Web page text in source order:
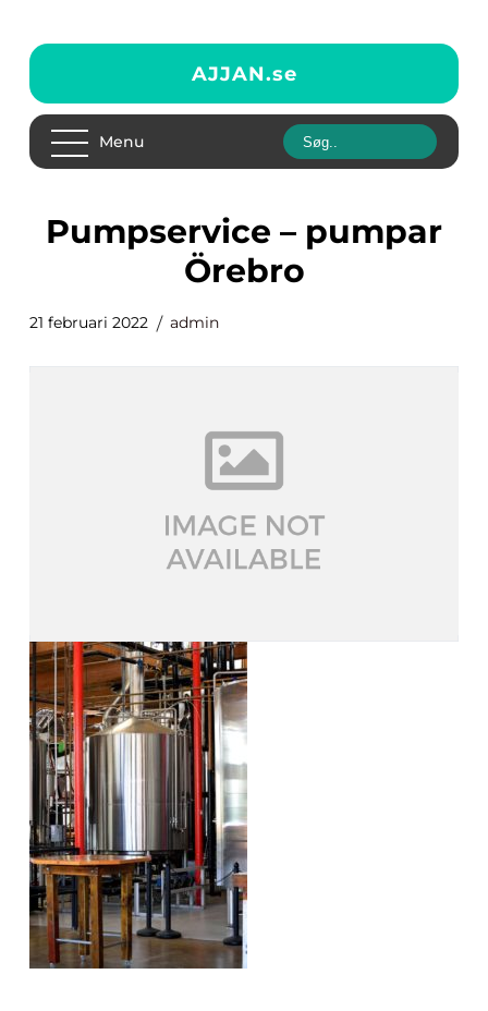
AJJAN.se
Menu
pumpservice – pumpar
Örebro
21 februari 2022 admin